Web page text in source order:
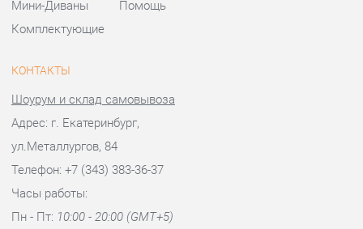
Часы работы:
Отправить сообщение